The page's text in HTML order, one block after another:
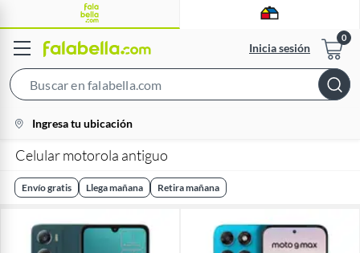
Inicia sesión
Bar
location-
icon
Ingresa tu ubicación
Celular motorola antiguo
Envío gratis Llega mañana Retira mañana